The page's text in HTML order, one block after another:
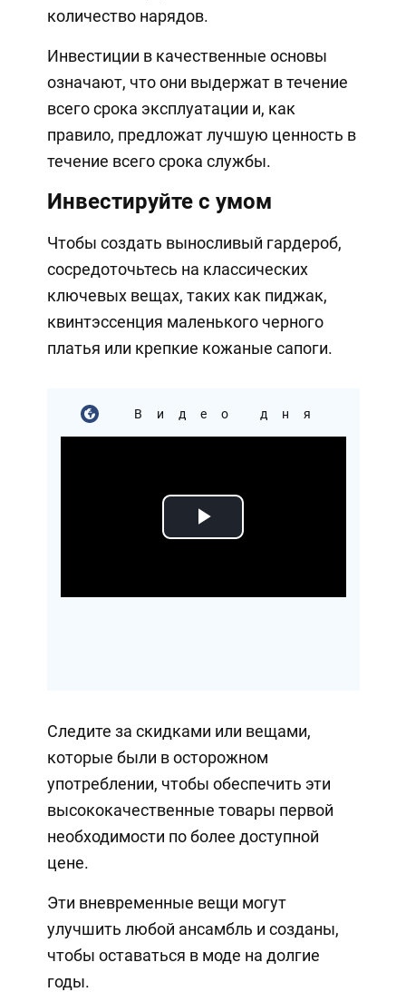
количество нарядов.
Инвестиции в качественные основы
означают, что они выдержат в течение
всего срока эксплуатации и, как
правило, предложат лучшую ценность в
течение всего срока службы.
Инвестируйте с умом
Чтобы создать выносливый гардероб,
сосредоточьтесь на классических
ключевых вещах, таких как пиджак,
квинтэссенция маленького черного
платья или крепкие кожаные сапоги.
Видео дня
Play
Следите за скидками или вещами,
которые были в осторожном
употреблении, чтобы обеспечить эти
высококачественные товары первой
необходимости по более доступной
цене.
Эти вневременные вещи могут
улучшить любой ансамбль и созданы,
чтобы оставаться в моде на долгие
годы.